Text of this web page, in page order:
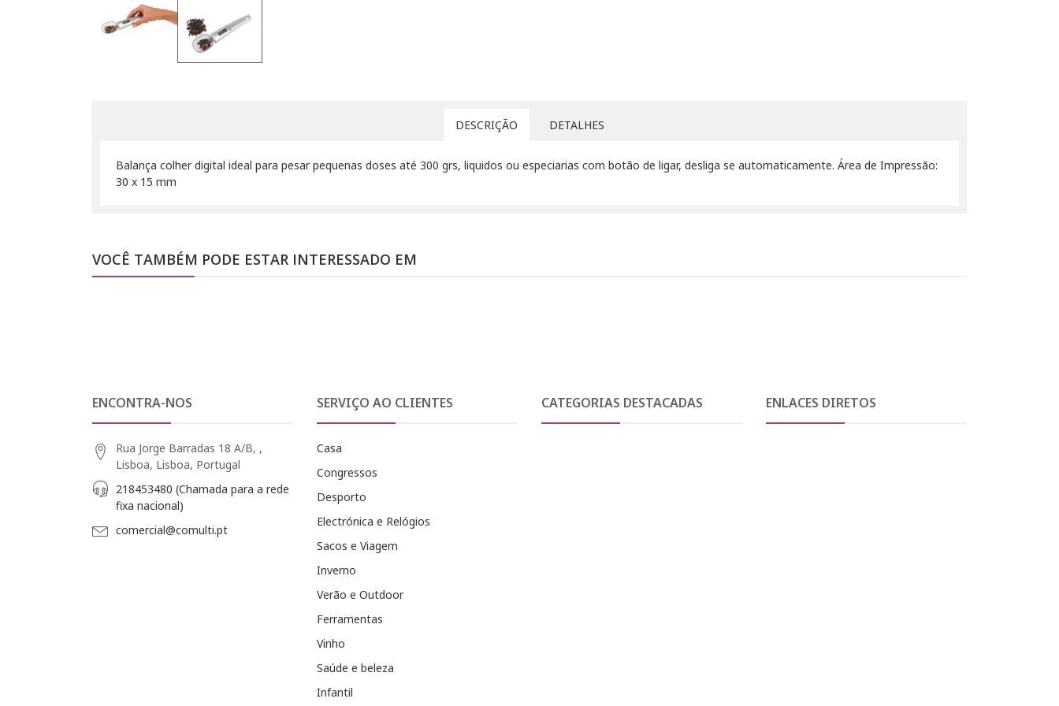
DESCRIÇÃO DETALHES
Balança colher digital ideal para pesar pequenas doses até 300 grs, liquidos ou especiarias com botão de ligar, desliga se automaticamente. Área de Impressão:
30 x 15 mm
VOCÊ TAMBÉM PODE ESTAR INTERESSADO EM
ENCONTRA-NOS
Rua Jorge Barradas 18 A/B, ,
Lisboa, Lisboa, Portugal
218453480 (Chamada para a rede
fixa nacional)
comercial@comulti.pt
SERVIÇO AO CLIENTES
Casa
Congressos
Desporto
Electrónica e Relógios
Sacos e Viagem
Inverno
Verão e Outdoor
Ferramentas
Vinho
Saúde e beleza
Infantil
CATEGORIAS DESTACADAS ENLACES DIRETOS